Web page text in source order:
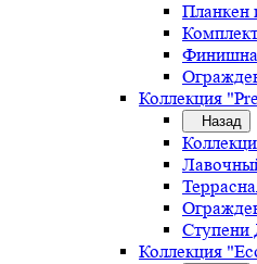
Планкен
Коллекция
Назад
Коллекция